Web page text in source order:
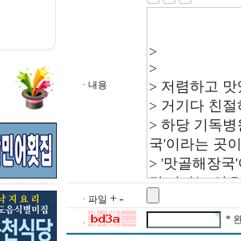
· 내용
· 파일 + -
· *